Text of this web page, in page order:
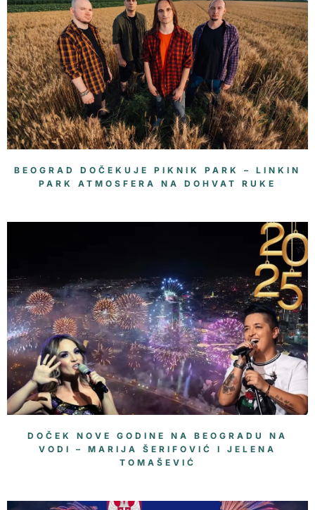
BEOGRAD DOČEKUJE PIKNIK PARK – LINKIN
PARK ATMOSFERA NA DOHVAT RUKE
DOČEK NOVE GODINE NA BEOGRADU NA
VODI – MARIJA ŠERIFOVIĆ I JELENA
TOMAŠEVIĆ